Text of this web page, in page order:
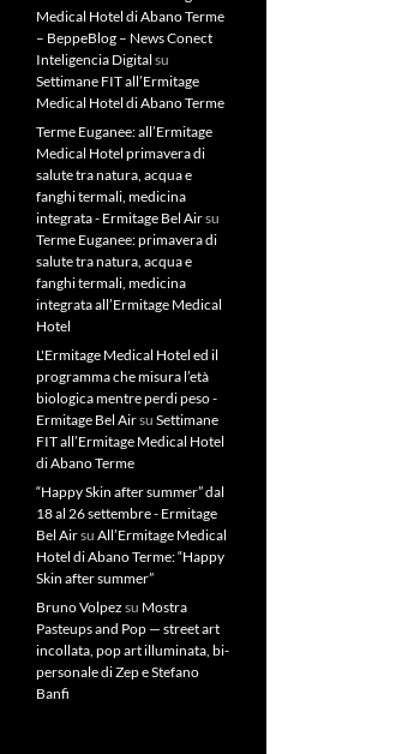
Medical Hotel di Abano Terme
– BeppeBlog – News Conect
Inteligencia Digital su
Settimane FIT all’Ermitage
Medical Hotel di Abano Terme
Terme Euganee: all’Ermitage
Medical Hotel primavera di
salute tra natura, acqua e
fanghi termali, medicina
integrata - Ermitage Bel Airsu
Terme Euganee: primavera di
salute tra natura, acqua e
fanghi termali, medicina
integrata all’Ermitage Medical
Hotel
L'Ermitage Medical Hotel ed il
programma che misura l’età
biologica mentre perdi peso -
Ermitage Bel Airsu Settimane
FIT all’Ermitage Medical Hotel
di Abano Terme
“Happy Skin after summer” dal
18 al 26 settembre - Ermitage
Bel Airsu All’Ermitage Medical
Hotel di Abano Terme: “Happy
Skin after summer”
Bruno Volpez su Mostra
Pasteups and Pop — street art
incollata, pop art illuminata, bi-
personale di Zep e Stefano
Banfi